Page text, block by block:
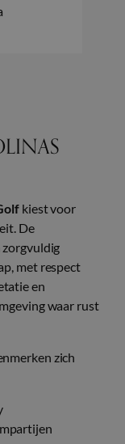
kiest voor
De
zorgvuldig
met respect
en
waar rust
zich